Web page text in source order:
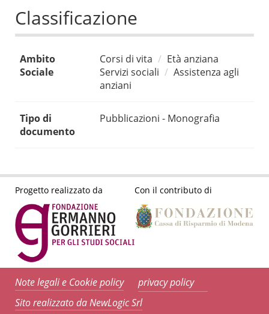
Classificazione
Ambito
Sociale
Corsi di vita
Età anziana
Servizi sociali
Assistenza agli
anziani
Tipo di
documento
Pubblicazioni - Monografia
Progetto realizzato da Con il contributo di
Note legali e Cookie policy
privacy policy
Sito realizzato da NewLogic Srl